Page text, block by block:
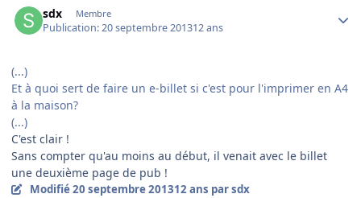
sdx Membre
Publication:20 septembre 201312 ans
(...)
Et à quoi sert de faire un e-billet si c'est pour l'imprimer en A4
à la maison?
(...)
C'est clair !
Sans compter qu'au moins au début, il venait avec le billet
une deuxième page de pub !
Modifié20 septembre 201312 ans par sdx